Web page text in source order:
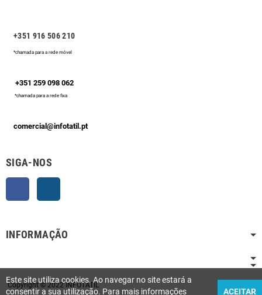
+351 916 506 210
*chamada para a rede móvel
+351 259 098 062
*chamada para a rede fixa
comercial@infotatil.pt
SIGA-NOS
INFORMAÇÃO
Copyright © 2022 INFOTATIL
Este site utiliza cookies. Ao navegar no site estará a
consentir a sua utilização. Para mais informações
ACEITAR